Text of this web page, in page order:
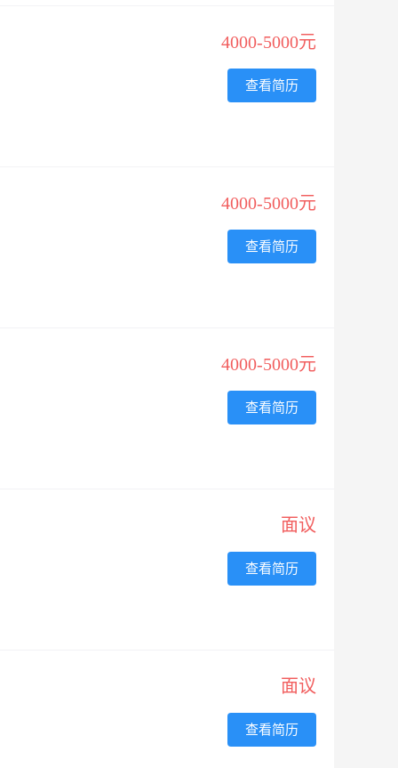
4000-5000元
查看简历
4000-5000元
查看简历
4000-5000元
查看简历
面议
查看简历
面议
查看简历